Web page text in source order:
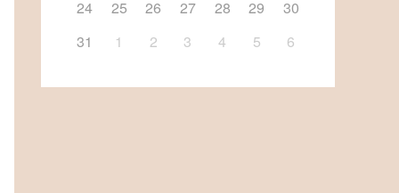
24
25 26 27 28 29
30
31
1 2 3 4 5 6